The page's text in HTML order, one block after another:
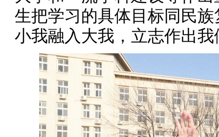
生把学习的具体目标同民
小我融入大我，立志作出